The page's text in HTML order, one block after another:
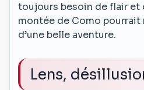
toujours besoin de flair et
montée de Como pourrait
d’une belle aventure.
Lens,